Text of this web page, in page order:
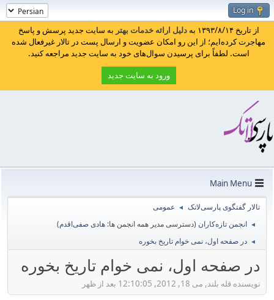
Log in
از تاریخ ۱۳۹۳/۸/۱۴ به دلیل ارائه خدمات بهتر به سایت جدید پرسش و پاسخ
مهاجرت کرده‌ایم؛ از این رو امکان عضویت و ارسال پست در تالار غیرفعال شده
است. لطفاً برای پرسیدن سوال‌های خود به سایت جدید مراجعه کنید.
ورود به سایت جدید
Main Menu
تالار گفتگوی پارسی‌لاتک ◄ عمومی
◄ انجمن تازه‌کاران (دسترسی مدیر همه انجمن ها: هادی صفی‌اقدم)
◄ در صفحه اول، نمی خوام تاریخ بخوره
در صفحه اول، نمی خوام تاریخ بخوره
نویسنده قله بلند, می 18, 2012, 12:10:05 بعد از ظهر